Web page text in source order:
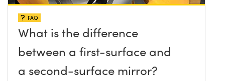
FAQ
What is the difference
between a first-surface and
a second-surface mirror?